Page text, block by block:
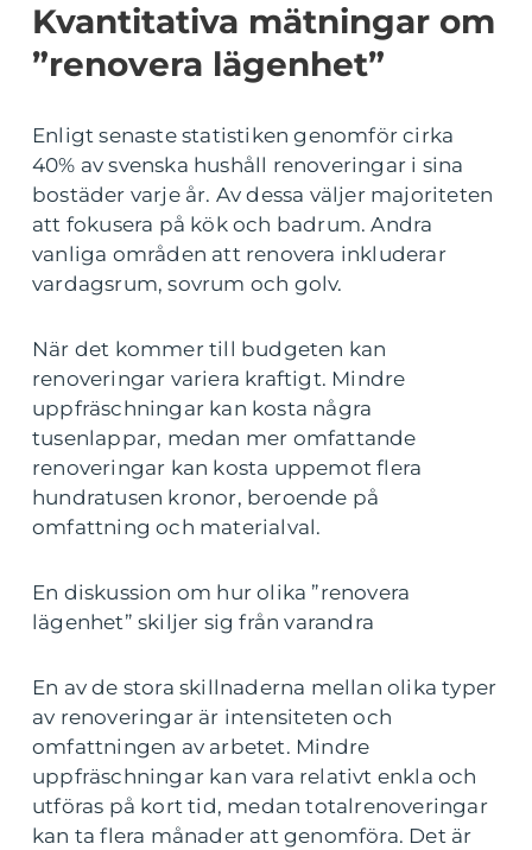
Kvantitativa mätningar om
”renovera lägenhet”
Enligt senaste statistiken genomför cirka
40% av svenska hushåll renoveringar i sina
bostäder varje år. Av dessa väljer majoriteten
att fokusera på kök och badrum. Andra
vanliga områden att renovera inkluderar
vardagsrum, sovrum och golv.
När det kommer till budgeten kan
renoveringar variera kraftigt. Mindre
uppfräschningar kan kosta några
tusenlappar, medan mer omfattande
renoveringar kan kosta uppemot flera
hundratusen kronor, beroende på
omfattning och materialval.
En diskussion om hur olika ”renovera
lägenhet” skiljer sig från varandra
En av de stora skillnaderna mellan olika typer
av renoveringar är intensiteten och
omfattningen av arbetet. Mindre
uppfräschningar kan vara relativt enkla och
utföras på kort tid, medan totalrenoveringar
kan ta flera månader att genomföra. Det är